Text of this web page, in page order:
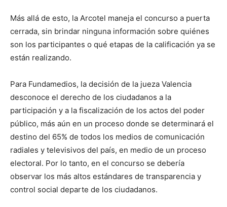
Más allá de esto, la Arcotel maneja el concurso a puerta
cerrada, sin brindar ninguna información sobre quiénes
son los participantes o qué etapas de la calificación ya se
están realizando.
Para Fundamedios, la decisión de la jueza Valencia
desconoce el derecho de los ciudadanos a la
participación y a la fiscalización de los actos del poder
público, más aún en un proceso donde se determinará el
destino del 65% de todos los medios de comunicación
radiales y televisivos del país, en medio de un proceso
electoral. Por lo tanto, en el concurso se debería
observar los más altos estándares de transparencia y
control social departe de los ciudadanos.